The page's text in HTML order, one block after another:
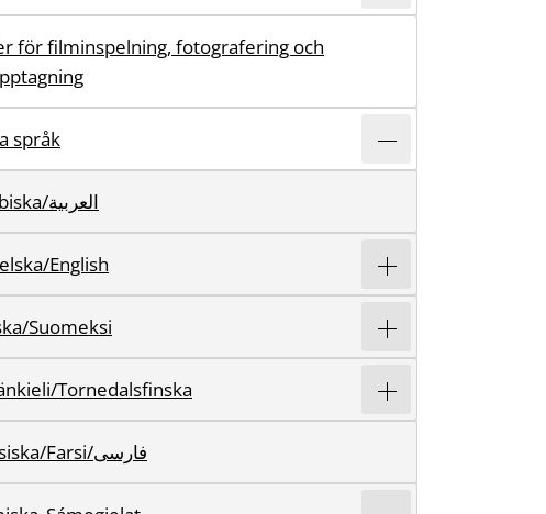
för filminspelning, fotografering och
språk
Arabiska/العربية
English
Suomeksi
Tornedalsfinska
Persiska/Farsi/فارسی